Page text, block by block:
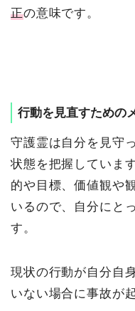
正の意味です。
行動を見直すための
守護霊は自分を見守
状態を把握していま
的や目標、価値観や
いるので、自分にと
す。
現状の行動が自分自
いない場合に事故が